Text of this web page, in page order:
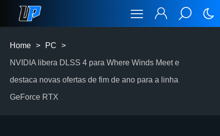
Home > PC >
NVIDIA libera DLSS 4 para Where Winds Meet e
destaca novas ofertas de fim de ano para a linha
GeForce RTX